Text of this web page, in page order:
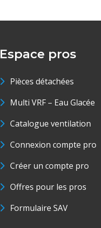
Espace pros
Pièces détachées
Multi VRF – Eau Glacée
Catalogue ventilation
Connexion compte pro
Créer un compte pro
Offres pour les pros
Formulaire SAV